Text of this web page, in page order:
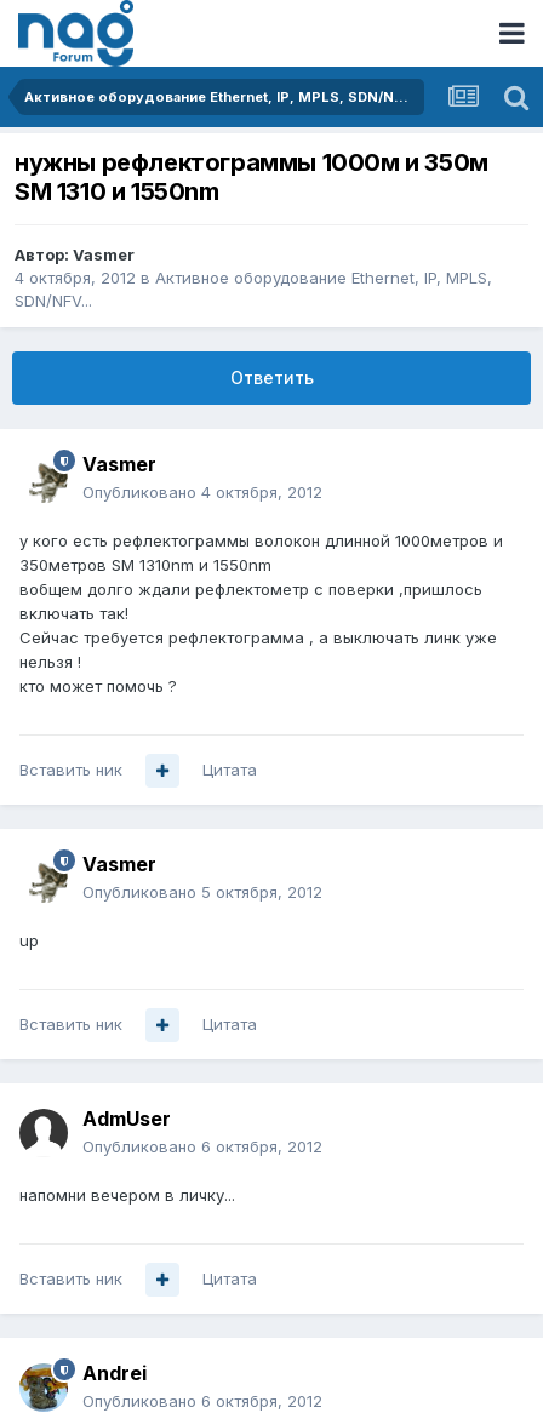
Активное оборудование Ethernet, IP, MPLS, SDN/NFV...
нужны рефлектограммы 1000м и 350м
SM 1310 и 1550nm
Автор: Vasmer
4 октября, 2012 в Активное оборудование Ethernet, IP, MPLS,
SDN/NFV...
Ответить
Vasmer
Опубликовано 4 октября, 2012
у кого есть рефлектограммы волокон длинной 1000метров и
350метров SM 1310nm и 1550nm
вобщем долго ждали рефлектометр с поверки ,пришлось
включать так!
Сейчас требуется рефлектограмма , а выключать линк уже
нельзя !
кто может помочь ?
Вставить ник Цитата
Vasmer
Опубликовано 5 октября, 2012
up
Вставить ник Цитата
AdmUser
Опубликовано 6 октября, 2012
напомни вечером в личку...
Вставить ник Цитата
Andrei
Опубликовано 6 октября, 2012